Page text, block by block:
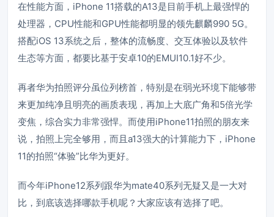
在性能方面，iPhone 11搭载的A13是目前手机上最强悍的
处理器，CPU性能和GPU性能都明显的领先麒麟990 5G。
搭配iOS 13系统之后，整体的流畅度、交互体验以及软件
生态等方面，都要比基于安卓10的EMUI10.1好不少。
再者华为拍照评分虽位列榜首，特别是在弱光环境下能够带
来更加纯净且明亮的画质表现，再加上大底广角和5倍光学
变焦，综合实力非常强悍。而使用iPhone11拍照的朋友来
说，拍照上完全够用，而且a13强大的计算能力下，iPhone
11的拍照“体验”比华为更好。
而今年iPhone12系列跟华为mate40系列无疑又是一大对
比，到底该选择哪款手机呢？大家应该有选择了吧。